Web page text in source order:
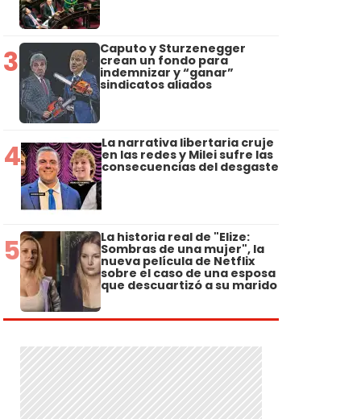
3 Caputo y Sturzenegger
crean un fondo para
indemnizar y “ganar”
sindicatos aliados
4 La narrativa libertaria cruje
en las redes y Milei sufre las
consecuencias del desgaste
5 La historia real de "Elize:
Sombras de una mujer", la
nueva película de Netflix
sobre el caso de una esposa
que descuartizó a su marido